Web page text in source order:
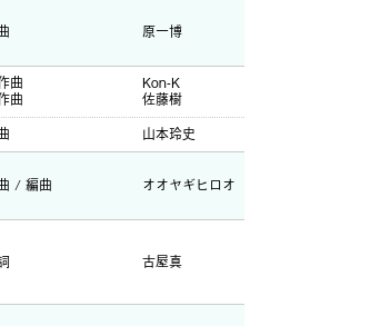
原一博
曲
Kon-K
曲
佐藤樹
山本玲史
/ 編曲 オオヤギヒロオ
古屋真